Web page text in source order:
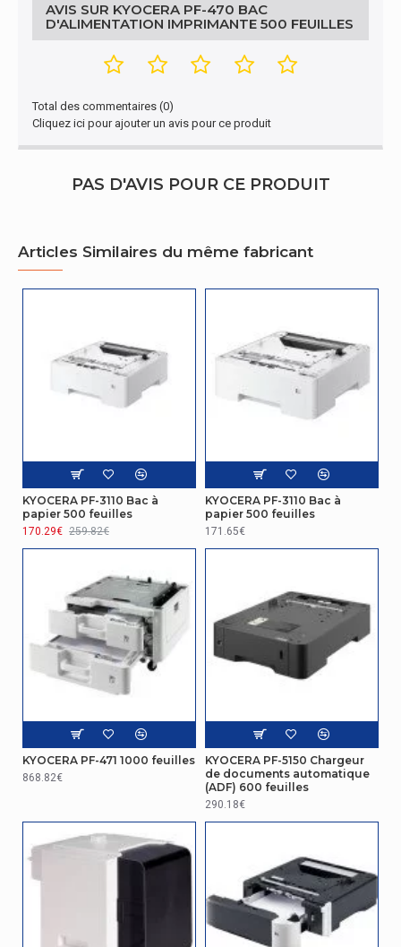
AVIS SUR KYOCERA PF-470 BAC
D'ALIMENTATION IMPRIMANTE 500 FEUILLES
Total des commentaires (0)
Cliquez ici pour ajouter un avis pour ce produit
PAS D'AVIS POUR CE PRODUIT
Articles Similaires du même fabricant
KYOCERA PF-3110 Bac à
papier 500 feuilles
170.29€ 259.82€
KYOCERA PF-3110 Bac à
papier 500 feuilles
171.65€
KYOCERA PF-471 1000 feuilles
868.82€
KYOCERA PF-5150 Chargeur
de documents automatique
(ADF) 600 feuilles
290.18€